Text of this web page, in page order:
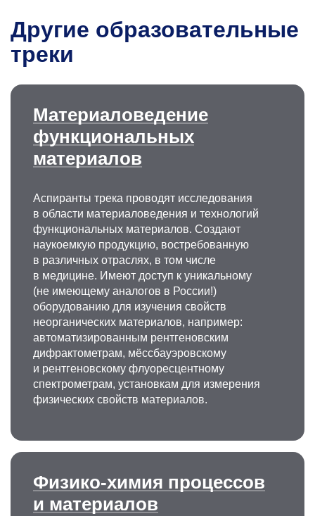
Другие образовательные
треки
Материаловедение
функциональных
материалов
Аспиранты трека проводят исследования
в области материаловедения и технологий
функциональных материалов. Создают
наукоемкую продукцию, востребованную
в различных отраслях, в том числе
в медицине. Имеют доступ к уникальному
(не имеющему аналогов в России!)
оборудованию для изучения свойств
неорганических материалов, например:
автоматизированным рентгеновским
дифрактометрам, мёссбауэровскому
и рентгеновскому флуоресцентному
спектрометрам, установкам для измерения
физических свойств материалов.
Физико-химия процессов
и материалов